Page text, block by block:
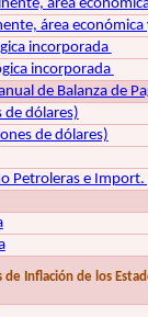
área
área económica
incorporada
incorporada
de Balanza de
de dólares)
de dólares)
Petroleras e
de Inflación de los